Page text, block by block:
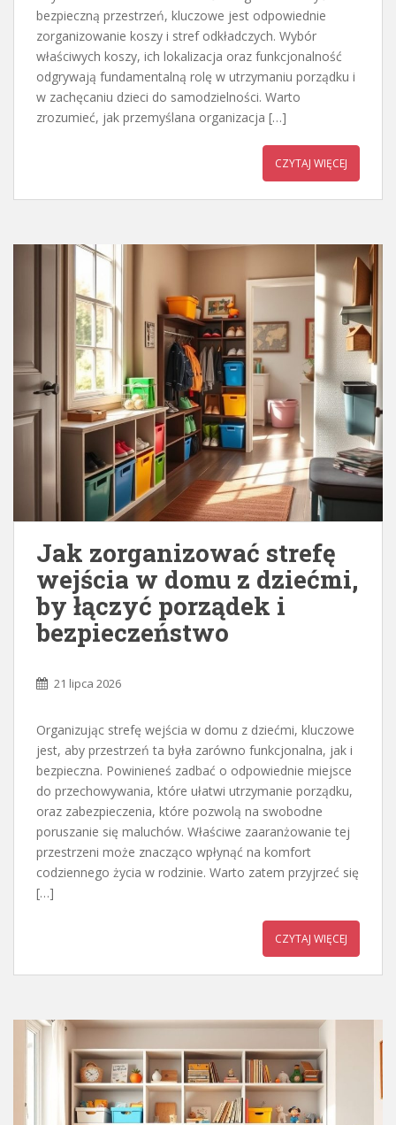
bezpieczną przestrzeń, kluczowe jest odpowiednie
zorganizowanie koszy i stref odkładczych. Wybór
właściwych koszy, ich lokalizacja oraz funkcjonalność
odgrywają fundamentalną rolę w utrzymaniu porządku i
w zachęcaniu dzieci do samodzielności. Warto
zrozumieć, jak przemyślana organizacja […]
CZYTAJ WIĘCEJ
Jak zorganizować strefę
wejścia w domu z dziećmi,
by łączyć porządek i
bezpieczeństwo
21 lipca 2026
Organizując strefę wejścia w domu z dziećmi, kluczowe
jest, aby przestrzeń ta była zarówno funkcjonalna, jak i
bezpieczna. Powinieneś zadbać o odpowiednie miejsce
do przechowywania, które ułatwi utrzymanie porządku,
oraz zabezpieczenia, które pozwolą na swobodne
poruszanie się maluchów. Właściwe zaaranżowanie tej
przestrzeni może znacząco wpłynąć na komfort
codziennego życia w rodzinie. Warto zatem przyjrzeć się
[…]
CZYTAJ WIĘCEJ